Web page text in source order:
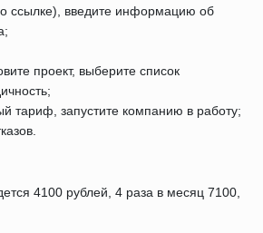
ссылке), введите информацию об
проект, выберите список
тариф, запустите компанию в работу;
4100 рублей, 4 раза в месяц 7100,